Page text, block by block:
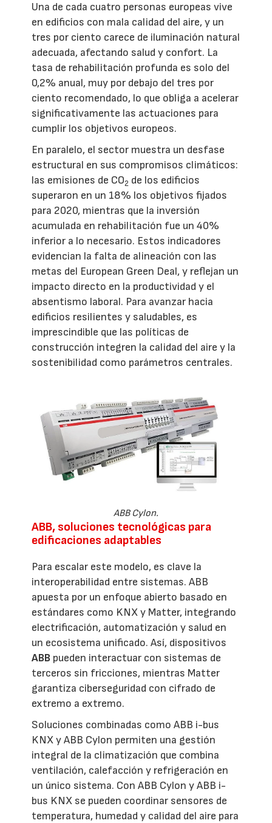
Una de cada cuatro personas europeas vive
en edificios con mala calidad del aire, y un
tres por ciento carece de iluminación natural
adecuada, afectando salud y confort. La
tasa de rehabilitación profunda es solo del
0,2% anual, muy por debajo del tres por
ciento recomendado, lo que obliga a acelerar
significativamente las actuaciones para
cumplir los objetivos europeos.
En paralelo, el sector muestra un desfase
estructural en sus compromisos climáticos:
las emisiones de CO2 de los edificios
superaron en un 18% los objetivos fijados
para 2020, mientras que la inversión
acumulada en rehabilitación fue un 40%
inferior a lo necesario. Estos indicadores
evidencian la falta de alineación con las
metas del European Green Deal, y reflejan un
impacto directo en la productividad y el
absentismo laboral. Para avanzar hacia
edificios resilientes y saludables, es
imprescindible que las políticas de
construcción integren la calidad del aire y la
sostenibilidad como parámetros centrales.
ABB Cylon.
ABB, soluciones tecnológicas para
edificaciones adaptables
Para escalar este modelo, es clave la
interoperabilidad entre sistemas. ABB
apuesta por un enfoque abierto basado en
estándares como KNX y Matter, integrando
electrificación, automatización y salud en
un ecosistema unificado. Así, dispositivos
ABB pueden interactuar con sistemas de
terceros sin fricciones, mientras Matter
garantiza ciberseguridad con cifrado de
extremo a extremo.
Soluciones combinadas como ABB i-bus
KNX y ABB Cylon permiten una gestión
integral de la climatización que combina
ventilación, calefacción y refrigeración en
un único sistema. Con ABB Cylon y ABB i-
bus KNX se pueden coordinar sensores de
temperatura, humedad y calidad del aire para